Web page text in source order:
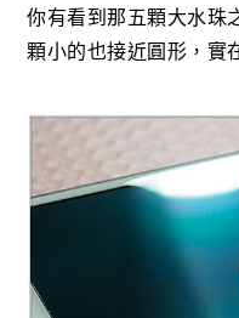
你有看到那五顆大水珠
顆小的也接近圓形，實